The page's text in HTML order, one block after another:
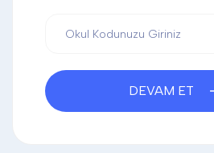
DEVAM ET